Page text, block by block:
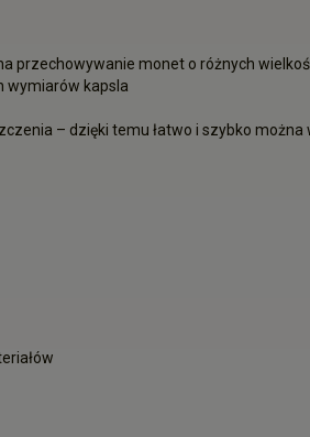
przechowywanie monet o różnych
wymiarów kapsla
– dzięki temu łatwo i szybko